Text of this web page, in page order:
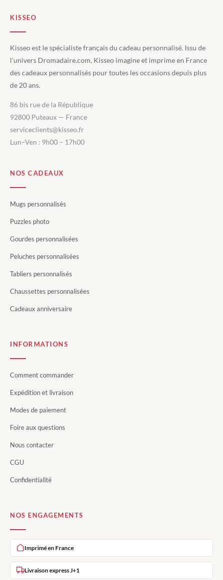
KISSEO
Kisseo est le spécialiste français du cadeau personnalisé. Issu de
l'univers Dromadaire.com, Kisseo imagine et imprime en France
des cadeaux personnalisés pour toutes les occasions depuis plus
de 20 ans.
86 bis rue de la République
92800 Puteaux — France
serviceclients@kisseo.fr
Lun–Ven : 9h00 – 17h00
NOS CADEAUX
Mugs personnalisés
Puzzles photo
Gourdes personnalisées
Peluches personnalisées
Tabliers personnalisés
Chaussettes personnalisées
Cadeaux anniversaire
INFORMATIONS
Comment commander
Expédition et livraison
Modes de paiement
Foire aux questions
Nous contacter
CGU
Confidentialité
NOS ENGAGEMENTS
Imprimé en France
Livraison express J+1